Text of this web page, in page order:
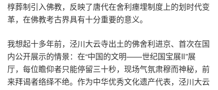
椁葬制引入佛教，反映了唐代在舍利瘗埋制度上的划时代变
革，在佛教考古界具有十分重要的意义。
我想起十多年前，泾川大云寺出土的佛舍利进京、首次在国
内公开展示的情景：在“中国的文明——世纪国宝展Ⅱ”展
厅，每位瞻仰者只能停留三十秒，现场气氛肃穆而神秘，前
来拜谒者络绎不绝。作为中华优秀文化遗产代表，泾川大云